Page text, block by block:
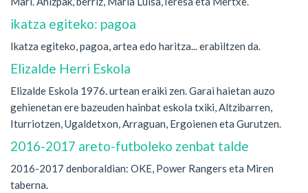
ikatza egiteko: pagoa
Ikatza egiteko, pagoa, artea edo haritza... erabiltzen da.
Elizalde Herri Eskola
Elizalde Eskola 1976. urtean eraiki zen. Garai haietan auzo
gehienetan ere bazeuden hainbat eskola txiki, Altzibarren,
Iturriotzen, Ugaldetxon, Arraguan, Ergoienen eta Gurutzen.
2016-2017 areto-futboleko zenbat talde
2016-2017 denboraldian: OKE, Power Rangers eta Miren
taberna.